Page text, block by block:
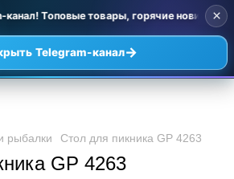
Топовые товары, горячие новинки
Telegram-канал→
×
рыбалки Стол для пикника GP 4263
GP 4263